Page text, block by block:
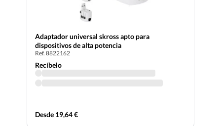
Adaptador universal skross apto para
dispositivos de alta potencia
Ref. 8822162
Recíbelo
Desde 19,64 €